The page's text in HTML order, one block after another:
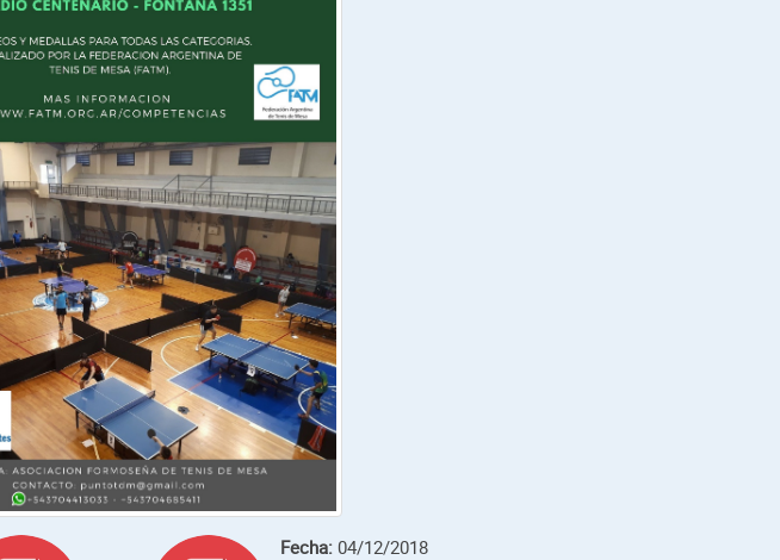
Fecha:04/12/2018